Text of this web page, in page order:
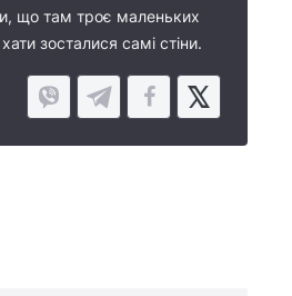
що там троє маленьких
зосталися самі стіни.